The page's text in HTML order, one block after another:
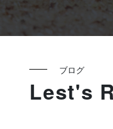
ブログ
Lest's